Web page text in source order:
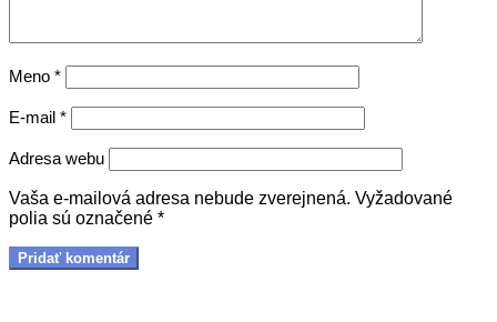
Meno *
E-mail *
Adresa webu
Vaša e-mailová adresa nebude zverejnená. Vyžadované
polia sú označené *